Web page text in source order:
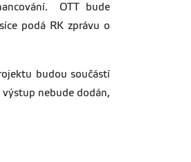
OTT bude
podá RK zprávu o
budou součástí
nebude dodán,